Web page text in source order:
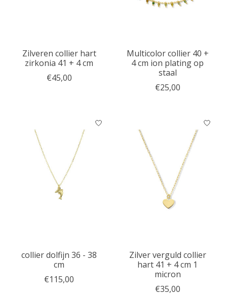
Zilveren collier hart
zirkonia 41 + 4 cm
€45,00
Multicolor collier 40 +
4 cm ion plating op
staal
€25,00
collier dolfijn 36 - 38
cm
€115,00
Zilver verguld collier
hart 41 + 4 cm 1
micron
€35,00